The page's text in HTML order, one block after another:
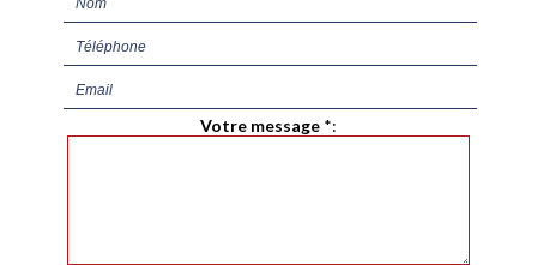
Votre message *: